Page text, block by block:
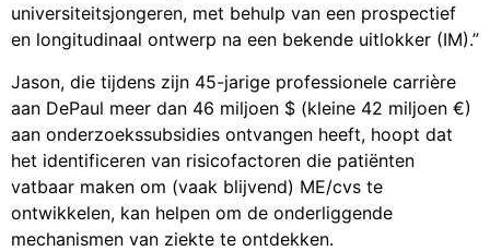
universiteitsjongeren, met behulp van een prospectief
en longitudinaal ontwerp na een bekende uitlokker (IM).”
Jason, die tijdens zijn 45-jarige professionele carrière
aan DePaul meer dan 46 miljoen $ (kleine 42 miljoen €)
aan onderzoekssubsidies ontvangen heeft, hoopt dat
het identificeren van risicofactoren die patiënten
vatbaar maken om (vaak blijvend) ME/cvs te
ontwikkelen, kan helpen om de onderliggende
mechanismen van ziekte te ontdekken.